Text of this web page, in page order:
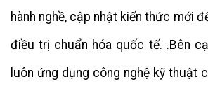
hành nghề, cập nhật kiến ​​thức mới
điều trị chuẩn hóa quốc tế. .Bên
luôn ứng dụng công nghệ kỹ thuật